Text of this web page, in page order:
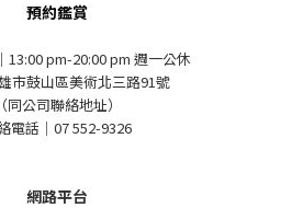
預約鑑賞
13:00 pm-20:00 pm 週一公休
市鼓山區美術北三路91號
（同公司聯絡地址）
電話｜07 552-9326
網路平台